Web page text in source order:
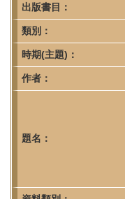
臺
灣
史
研
所-
出版書目：
類別：
時期(主題)：
作者：
題名：